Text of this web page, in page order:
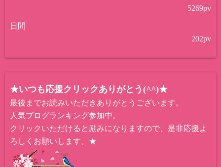
5269pv
日間
202pv
★いつも応援クリックありがとう(^^)★
最後までお読みいただきありがとうございます。
人気ブログランキング参加中。
クリックいただけると励みになりますので、是非応援よ
ろしくお願いします。★